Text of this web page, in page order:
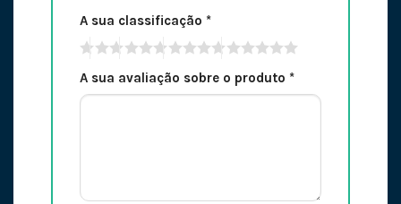
A sua classificação *
A sua avaliação sobre o produto *